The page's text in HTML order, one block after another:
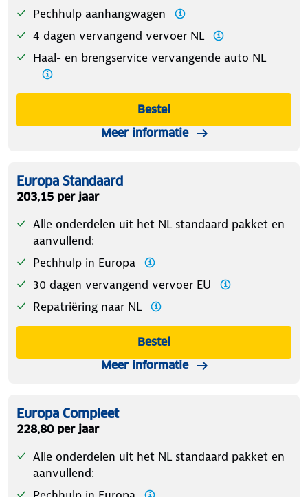
Pechhulp aanhangwagen
4 dagen vervangend vervoer NL
Haal- en brengservice vervangende auto NL
Bestel
Meer informatie
Europa Standaard
203,15 per jaar
Alle onderdelen uit het NL standaard pakket en
aanvullend:
Pechhulp in Europa
30 dagen vervangend vervoer EU
Repatriëring naar NL
Bestel
Meer informatie
Europa Compleet
228,80 per jaar
Alle onderdelen uit het NL standaard pakket en
aanvullend: